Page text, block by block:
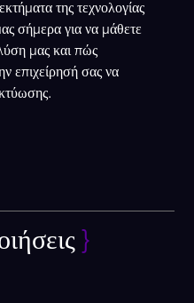
της τεχνολογίας
σήμερα για να μάθετε
μας και πώς
επιχείρησή σας να
}